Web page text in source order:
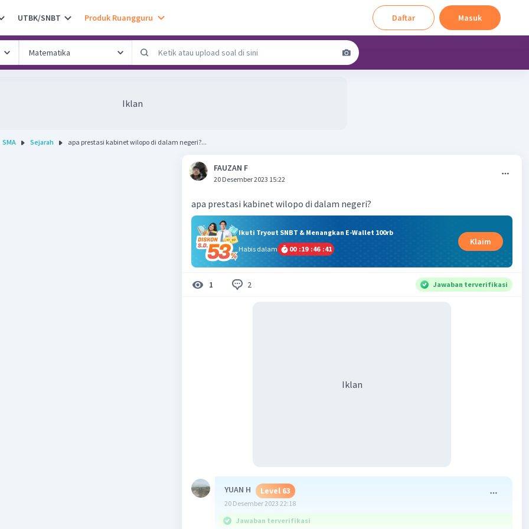
UTBK/SNBT Produk Ruangguru Daftar Masuk
Iklan
SMA Sejarah apa prestasi kabinet wilopo di dalam negeri?...
FAUZAN F
20 Desember 2023 15:22
apa prestasi kabinet wilopo di dalam negeri?
Ikuti Tryout SNBT & Menangkan E-Wallet 100rb
Habis dalam
00 :19 :46 :40
Klaim
1 2 Jawaban terverifikasi
Iklan
YUAN H Level 63
20 Desember 2023 22:18
Jawaban terverifikasi